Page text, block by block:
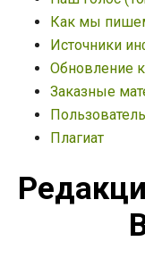
Как мы
Источники
Обновление
Заказные
Плагиат